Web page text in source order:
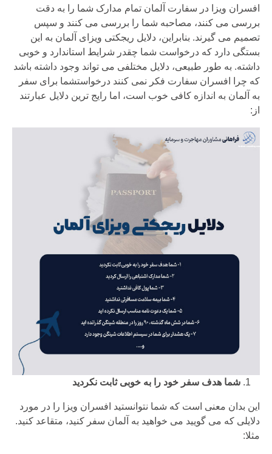
افسران ویزا در سفارت آلمان تمام مدارک شما را به دقت
بررسی می کنند، مصاحبه شما را بررسی می کنند و سپس
تصمیم می گیرند. بنابراین، دلایل ریجکتی ویزای آلمان به این
بستگی دارد که درخواست شما چقدر شرایط استاندارد و خوبی
داشته. به طور طبیعی، دلایل مختلفی می تواند وجود داشته باشد
که چرا افسران سفارت فکر نمی کنند درخواستشما برای سفر
به آلمان به اندازه کافی خوب است، اما رایج ترین دلایل عبارتند
شما هدف سفر خود را به خوبی ثابت نکردید
این بدان معنی است که شما نتوانستید افسران ویزا را در مورد
دلایلی که می گویید می خواهید به آلمان سفر کنید، متقاعد کنید.
مثلا: